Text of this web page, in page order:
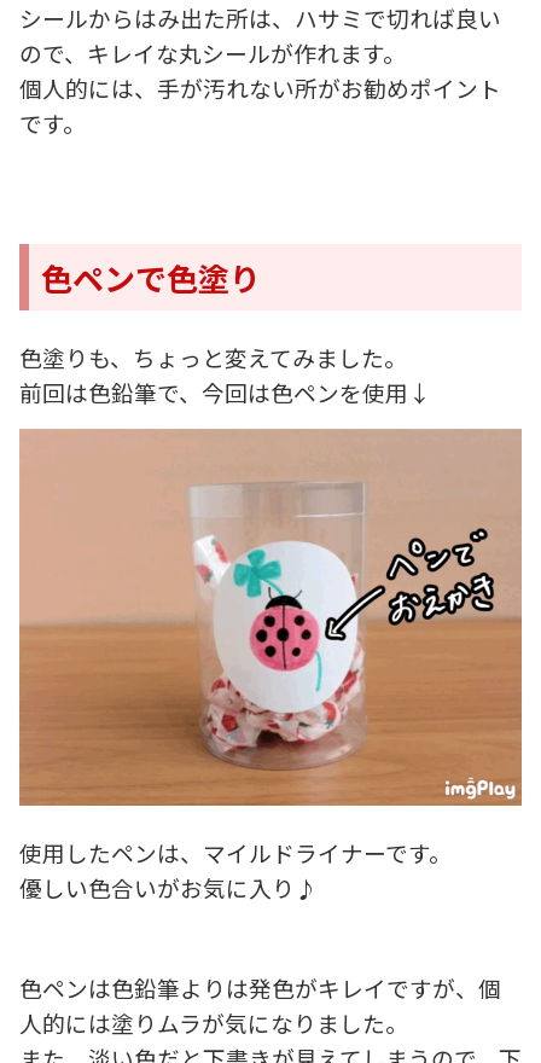
シールからはみ出た所は、ハサミで切れば良い
ので、キレイな丸シールが作れます。
個人的には、手が汚れない所がお勧めポイント
です。
色ペンで色塗り
色塗りも、ちょっと変えてみました。
前回は色鉛筆で、今回は色ペンを使用↓
使用したペンは、マイルドライナーです。
優しい色合いがお気に入り♪
色ペンは色鉛筆よりは発色がキレイですが、個
人的には塗りムラが気になりました。